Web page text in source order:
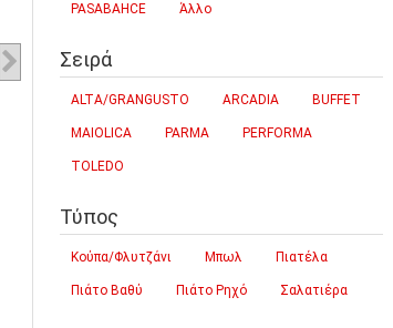
PASABAHCE Άλλο
Σειρά
ALTA/GRANGUSTO ARCADIA BUFFET
MAIOLICA PARMA PERFORMA
TOLEDO
Τύπος
Κούπα/Φλυτζάνι Μπωλ Πιατέλα
Πιάτο Βαθύ Πιάτο Ρηχό Σαλατιέρα